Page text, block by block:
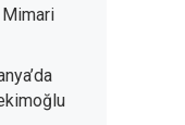
Mimari